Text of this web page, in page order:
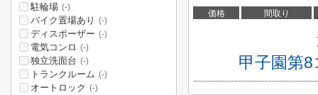
価格 間取り
甲子園第
駐輪場 (-)
バイク置場あり (-)
ディスポーザー (-)
電気コンロ (-)
独立洗面台 (-)
トランクルーム (-)
オートロック (-)